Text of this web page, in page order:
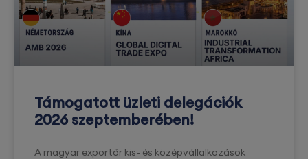
Támogatott üzleti delegációk
2026 szeptemberében!
A magyar exportőr kis- és középvállalkozások